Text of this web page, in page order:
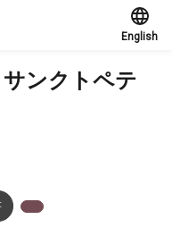
English
ンクトペテ